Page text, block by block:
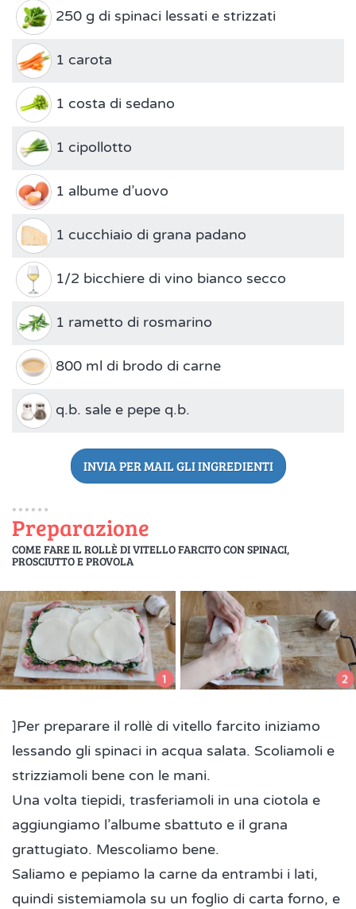
250 g di spinaci lessati e strizzati
1 carota
1 costa di sedano
1 cipollotto
1 albume d’uovo
1 cucchiaio di grana padano
1/2 bicchiere di vino bianco secco
1 rametto di rosmarino
800 ml di brodo di carne
q.b. sale e pepe q.b.
INVIA PER MAIL GLI INGREDIENTI
Preparazione
COME FARE IL ROLLÈ DI VITELLO FARCITO CON SPINACI,
PROSCIUTTO E PROVOLA
]Per preparare il rollè di vitello farcito iniziamo
lessando gli spinaci in acqua salata. Scoliamoli e
strizziamoli bene con le mani.
Una volta tiepidi, trasferiamoli in una ciotola e
aggiungiamo l’albume sbattuto e il grana
grattugiato. Mescoliamo bene.
Saliamo e pepiamo la carne da entrambi i lati,
quindi sistemiamola su un foglio di carta forno, e